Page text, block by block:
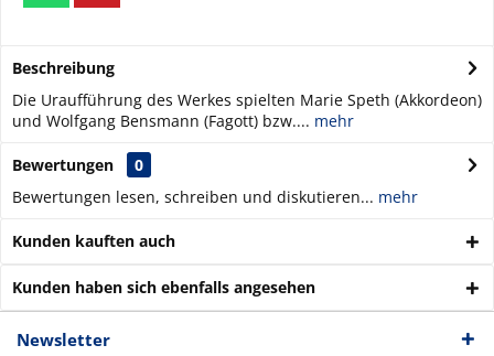
Beschreibung
Die Uraufführung des Werkes spielten Marie Speth (Akkordeon)
und Wolfgang Bensmann (Fagott) bzw.... mehr
Bewertungen
0
Bewertungen lesen, schreiben und diskutieren... mehr
Kunden kauften auch
Kunden haben sich ebenfalls angesehen
Newsletter